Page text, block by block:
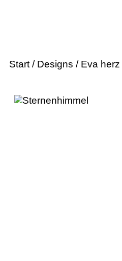
Start / Designs / Eva herz